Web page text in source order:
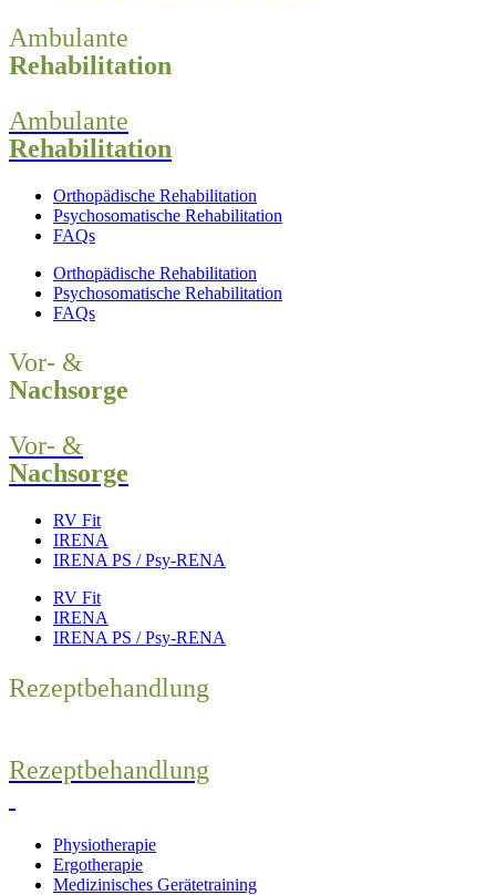
Ambulante
Rehabilitation
Ambulante
Rehabilitation
Orthopädische Rehabilitation
Psychosomatische Rehabilitation
FAQs
Orthopädische Rehabilitation
Psychosomatische Rehabilitation
FAQs
Vor- &
Nachsorge
Vor- &
Nachsorge
RV Fit
IRENA
IRENA PS / Psy-RENA
RV Fit
IRENA
IRENA PS / Psy-RENA
Rezeptbehandlung
Rezeptbehandlung
Physiotherapie
Ergotherapie
Medizinisches Gerätetraining